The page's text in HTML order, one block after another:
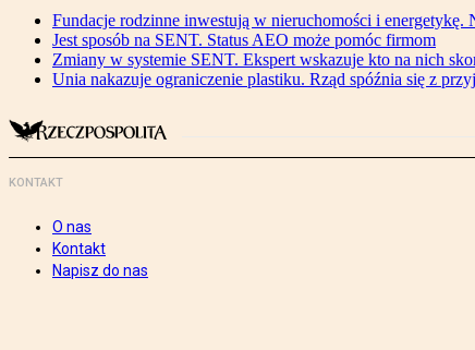
Fundacje rodzinne inwestują w nieruchomości i energetykę.
Jest sposób na SENT. Status AEO może pomóc firmom
Zmiany w systemie SENT. Ekspert wskazuje kto na nich
Unia nakazuje ograniczenie plastiku. Rząd spóźnia się z
KONTAKT
O nas
Kontakt
Napisz do nas